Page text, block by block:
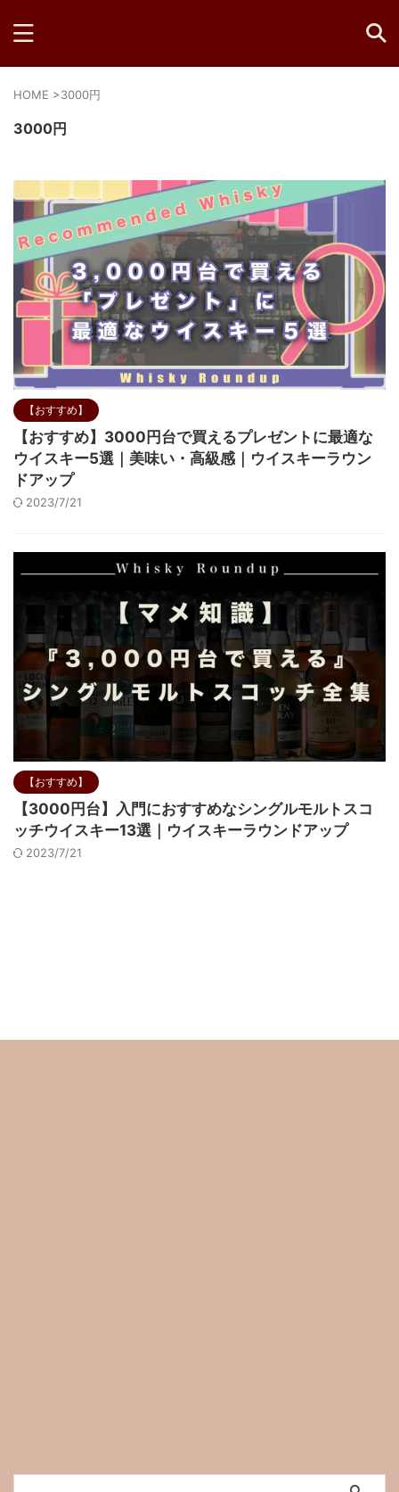
HOME >3000円
3000円
【おすすめ】
【おすすめ】3000円台で買えるプレゼントに最適な
ウイスキー5選｜美味い・高級感｜ウイスキーラウン
ドアップ
2023/7/21
【おすすめ】
【3000円台】入門におすすめなシングルモルトスコ
ッチウイスキー13選｜ウイスキーラウンドアップ
2023/7/21